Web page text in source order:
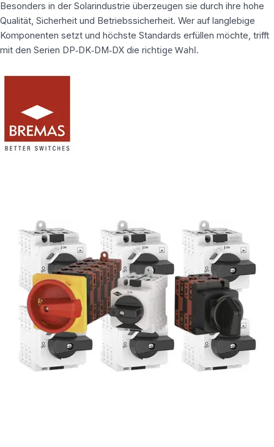
Besonders in der Solarindustrie überzeugen sie durch ihre hohe
Qualität, Sicherheit und Betriebssicherheit. Wer auf langlebige
Komponenten setzt und höchste Standards erfüllen möchte, trifft
mit den Serien DP‑DK‑DM‑DX die richtige Wahl.